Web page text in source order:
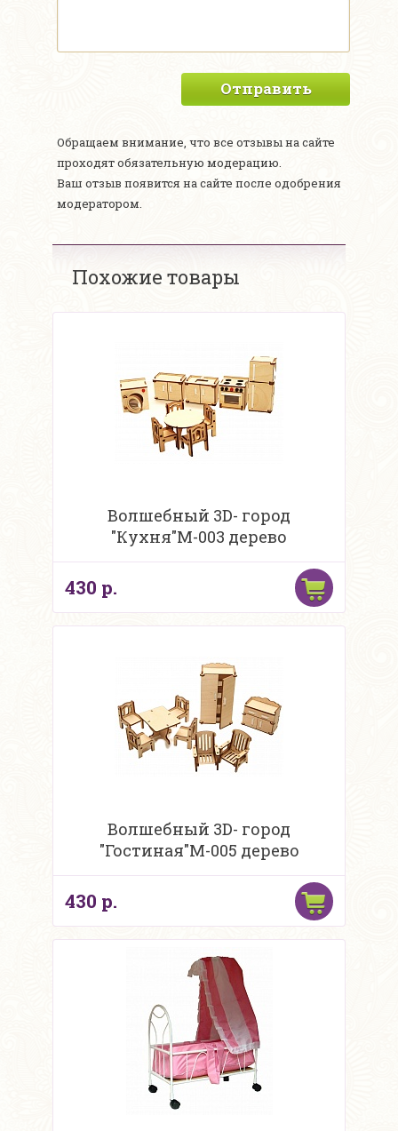
Отправить
Обращаем внимание, что все отзывы на сайте
проходят обязательную модерацию.
Ваш отзыв появится на сайте после одобрения
модератором.
Похожие товары
Волшебный 3D- город
"Кухня"М-003 дерево
430 р.
Волшебный 3D- город
"Гостиная"М-005 дерево
430 р.